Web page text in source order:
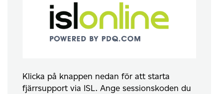
Klicka på knappen nedan för att starta
fjärrsupport via ISL. Ange sessionskoden du